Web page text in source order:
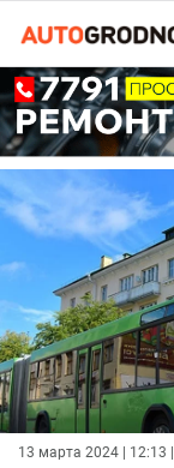
13 марта 2024 | 12:13